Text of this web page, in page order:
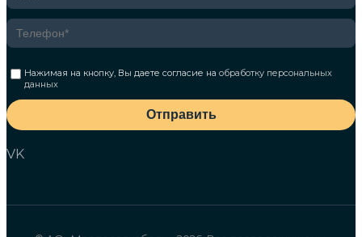
Нажимая на кнопку, Вы даете согласие наобработку персональных
данных
Отправить
VK